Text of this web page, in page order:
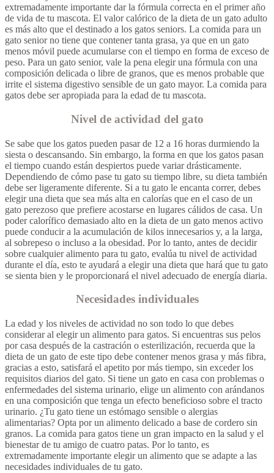
extremadamente importante dar la fórmula correcta en el primer año
de vida de tu mascota. El valor calórico de la dieta de un gato adulto
es más alto que el destinado a los gatos seniors. La comida para un
gato senior no tiene que contener tanta grasa, ya que en un gato
menos móvil puede acumularse con el tiempo en forma de exceso de
peso. Para un gato senior, vale la pena elegir una fórmula con una
composición delicada o libre de granos, que es menos probable que
irrite el sistema digestivo sensible de un gato mayor. La comida para
gatos debe ser apropiada para la edad de tu mascota.
Nivel de actividad del gato
Se sabe que los gatos pueden pasar de 12 a 16 horas durmiendo la
siesta o descansando. Sin embargo, la forma en que los gatos pasan
el tiempo cuando están despiertos puede variar drásticamente.
Dependiendo de cómo pase tu gato su tiempo libre, su dieta también
debe ser ligeramente diferente. Si a tu gato le encanta correr, debes
elegir una dieta que sea más alta en calorías que en el caso de un
gato perezoso que prefiere acostarse en lugares cálidos de casa. Un
poder calorífico demasiado alto en la dieta de un gato menos activo
puede conducir a la acumulación de kilos innecesarios y, a la larga,
al sobrepeso o incluso a la obesidad. Por lo tanto, antes de decidir
sobre cualquier alimento para tu gato, evalúa tu nivel de actividad
durante el día, esto te ayudará a elegir una dieta que hará que tu gato
se sienta bien y le proporcionará el nivel adecuado de energía diaria.
Necesidades individuales
La edad y los niveles de actividad no son todo lo que debes
considerar al elegir un alimento para gatos. Si encuentras sus pelos
por casa después de la castración o esterilización, recuerda que la
dieta de un gato de este tipo debe contener menos grasa y más fibra,
gracias a esto, satisfará el apetito por más tiempo, sin exceder los
requisitos diarios del gato. Si tiene un gato en casa con problemas o
enfermedades del sistema urinario, elige un alimento con arándanos
en una composición que tenga un efecto beneficioso sobre el tracto
urinario. ¿Tu gato tiene un estómago sensible o alergias
alimentarias? Opta por un alimento delicado a base de cordero sin
granos. La comida para gatos tiene un gran impacto en la salud y el
bienestar de tu amigo de cuatro patas. Por lo tanto, es
extremadamente importante elegir un alimento que se adapte a las
necesidades individuales de tu gato.